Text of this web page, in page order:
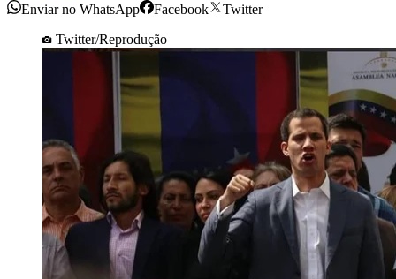
Enviar no WhatsApp Facebook
Twitter
Twitter/Reprodução